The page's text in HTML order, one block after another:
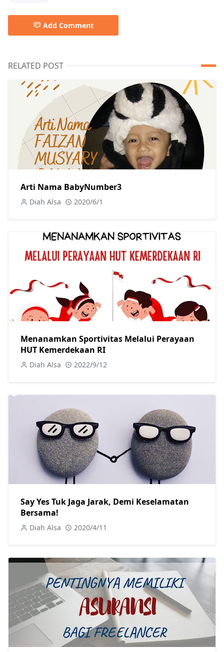
Add Comment
RELATED POST
Arti Nama BabyNumber3
Diah Alsa 2020/6/1
Menanamkan Sportivitas Melalui Perayaan
HUT Kemerdekaan RI
Diah Alsa 2022/9/12
Say Yes Tuk Jaga Jarak, Demi Keselamatan
Bersama!
Diah Alsa 2020/4/11